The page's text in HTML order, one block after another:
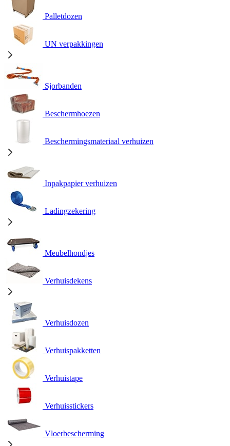
Palletdozen
UN verpakkingen
Sjorbanden
Beschermhoezen
Beschermingsmateriaal verhuizen
Inpakpapier verhuizen
Ladingzekering
Meubelhondjes
Verhuisdekens
Verhuisdozen
Verhuispakketten
Verhuistape
Verhuisstickers
Vloerbescherming